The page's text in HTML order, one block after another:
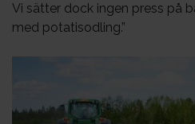
Vi sätter dock ingen press på
med potatisodling.”